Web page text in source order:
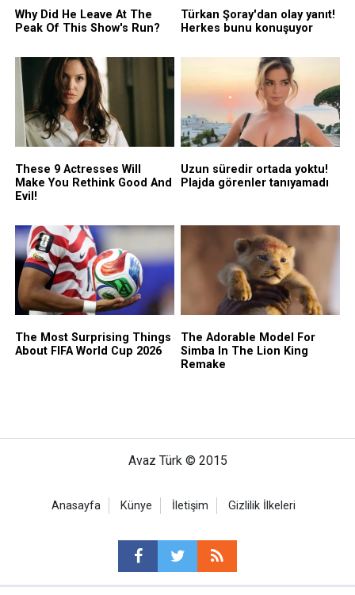
Avaz Türk © 2015
Anasayfa Künye İletişim Gizlilik İlkeleri